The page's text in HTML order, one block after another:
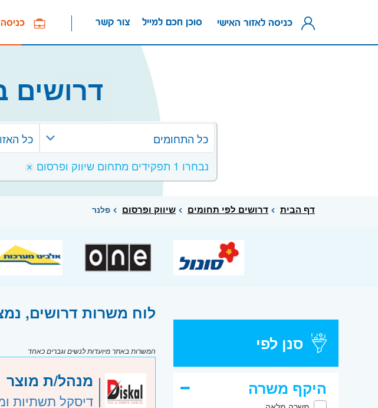
כניסה למעסיקים צור קשר סוכן חכם למייל כניסה לאזור האישי
דרושים
כל התחומים
כל
נבחרו 1 תפקידים מתחום שיווק ופרסום
דף הבית דרושים לפי תחומים שיווק ופרסום פלנר
סנן לפי
היקף משרה
לוח משרות דרושים, נמצאו 1 משרות עבודה
המשרות באתר מיועדות לנשים וגברים כאחד
מנהל/ת מוצר
דיסקל תשתיות